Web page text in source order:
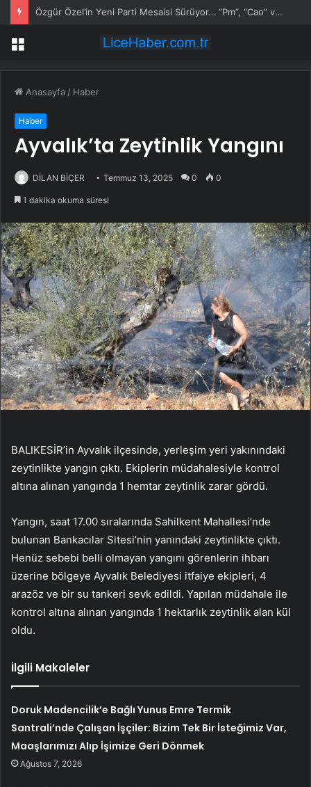
Özgür Özel’in Yeni Parti Mesaisi Sürüyor… “Pm”, “Cao” ve “Myk” Toplantılarına Başkanlık Etti
Menü
Anasayfa / Haber
Haber
Ayvalık’ta Zeytinlik Yangını
DİLAN BİÇER Temmuz 13, 2025 0 0
1 dakika okuma süresi
BALIKESİR’in Ayvalık ilçesinde, yerleşim yeri yakınındaki
zeytinlikte yangın çıktı. Ekiplerin müdahalesiyle kontrol
altına alınan yangında 1 hemtar zeytinlik zarar gördü.
Yangın, saat 17.00 sıralarında Sahilkent Mahallesi’nde
bulunan Bankacılar Sitesi’nin yanındaki zeytinlikte çıktı.
Henüz sebebi belli olmayan yangını görenlerin ihbarı
üzerine bölgeye Ayvalık Belediyesi itfaiye ekipleri, 4
arazöz ve bir su tankeri sevk edildi. Yapılan müdahale ile
kontrol altına alınan yangında 1 hektarlık zeytinlik alan kül
oldu.
İlgili Makaleler
Doruk Madencilik’e Bağlı Yunus Emre Termik
Santrali’nde Çalışan İşçiler: Bizim Tek Bir İsteğimiz Var,
Maaşlarımızı Alıp İşimize Geri Dönmek
Ağustos 7, 2026